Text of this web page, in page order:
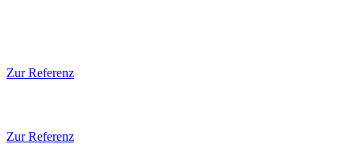
Zur Referenz
Zur Referenz